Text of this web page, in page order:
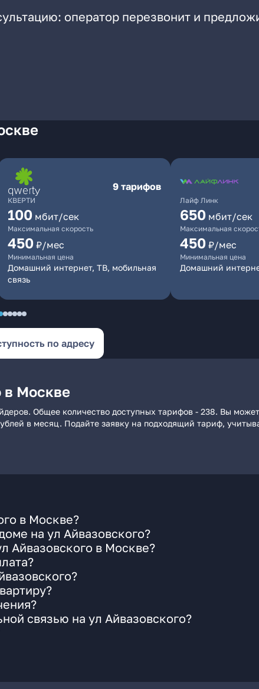
оператор перезвонит и
КВЕРТИ
9 тарифов
100 мбит/сек
Максимальная скорость
450 ₽/мес
Минимальная цена
Домашний интернет, ТВ, мобильная
связь
Лайф Линк
650 мбит/сек
Максимальная
450 ₽/мес
Минимальная цена
Домашний
по адресу
в Москве
Общее количество доступных тарифов - 238. Вы
в месяц. Подайте заявку на подходящий тариф,
в Москве?
на ул Айвазовского?
Айвазовского в Москве?
связью на ул Айвазовского?